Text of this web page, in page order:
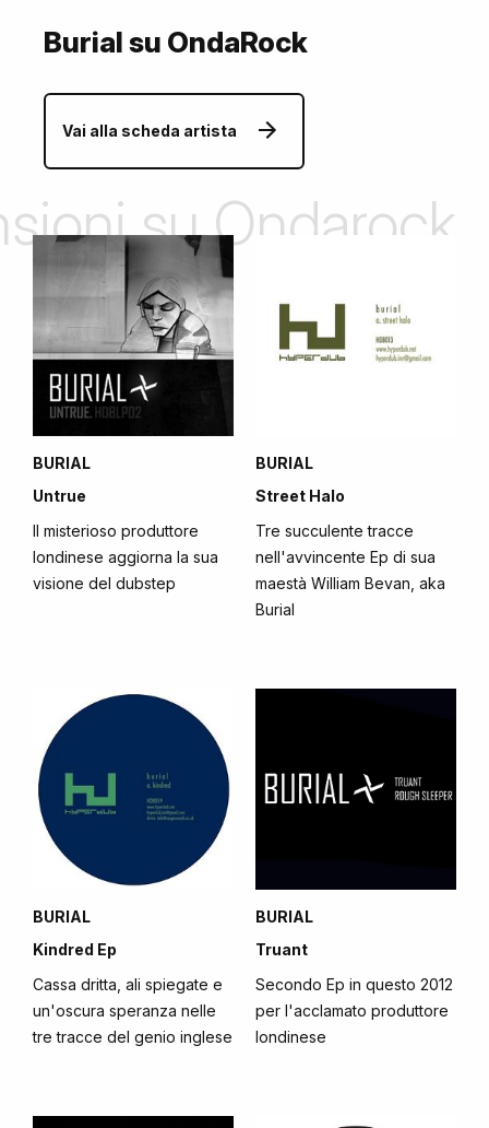
Burial su OndaRock
Vai alla scheda artista
su Ondarock
BURIAL
Untrue
Il misterioso produttore
londinese aggiorna la sua
visione del dubstep
BURIAL
Street Halo
Tre succulente tracce
nell'avvincente Ep di sua
maestà William Bevan, aka
Burial
BURIAL
Kindred Ep
Cassa dritta, ali spiegate e
un'oscura speranza nelle
tre tracce del genio inglese
BURIAL
Truant
Secondo Ep in questo 2012
per l'acclamato produttore
londinese